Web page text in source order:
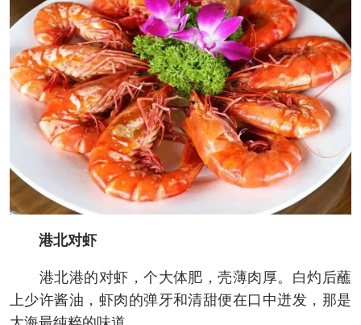
港北对虾
港北港的对虾，个大体肥，壳薄肉厚。白灼后蘸
上少许酱油，虾肉的弹牙和清甜便在口中迸发，那是